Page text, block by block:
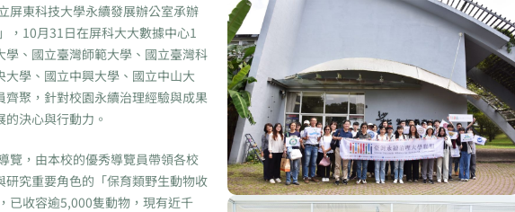
東科技大學永續發展辦公室承辦
，10月31日在屏科大大數據中心1
、國立臺灣師範大學、國立臺灣科
學、國立中興大學、國立中山大
聚，針對校園永續治理經驗與成果
決心與行動力。
，由本校的優秀導覽員帶領各校
究重要角色的「保育類野生動物收
已收容逾5,000隻動物，現有近千